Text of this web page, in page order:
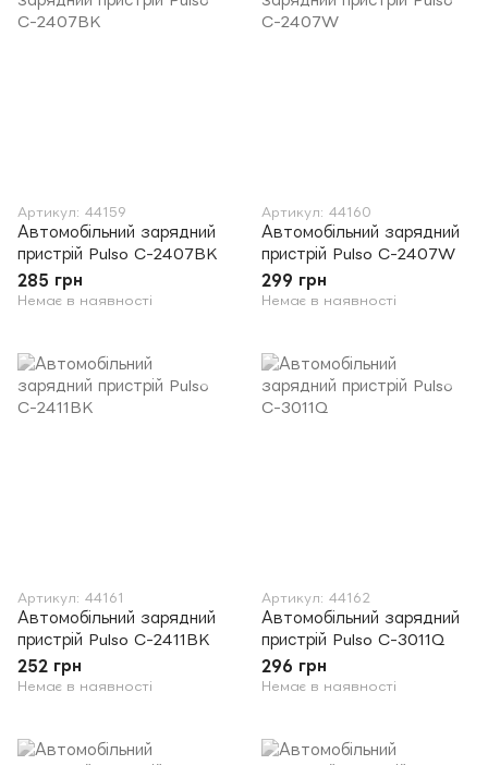
Артикул: 44159
Автомобільний зарядний
пристрій Pulso C-2407BK
285 грн
Немає в наявності
Артикул: 44160
Автомобільний зарядний
пристрій Pulso C-2407W
299 грн
Немає в наявності
Артикул: 44161
Автомобільний зарядний
пристрій Pulso C-2411BK
252 грн
Немає в наявності
Артикул: 44162
Автомобільний зарядний
пристрій Pulso C-3011Q
296 грн
Немає в наявності